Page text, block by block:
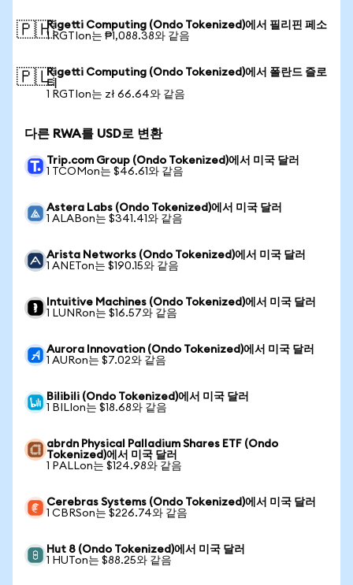
🇵🇭Rigetti Computing (Ondo Tokenized)에서 필리핀 페소
1 RGTIon는 ₱1,088.38와 같음
🇵🇱Rigetti Computing (Ondo Tokenized)에서 폴란드 즐로
티
1 RGTIon는 zł 66.64와 같음
다른 RWA를 USD로 변환
Trip.com Group (Ondo Tokenized)에서 미국 달러
1 TCOMon는 $46.61와 같음
Astera Labs (Ondo Tokenized)에서 미국 달러
1 ALABon는 $341.41와 같음
Arista Networks (Ondo Tokenized)에서 미국 달러
1 ANETon는 $190.15와 같음
Intuitive Machines (Ondo Tokenized)에서 미국 달러
1 LUNRon는 $16.57와 같음
Aurora Innovation (Ondo Tokenized)에서 미국 달러
1 AURon는 $7.02와 같음
Bilibili (Ondo Tokenized)에서 미국 달러
1 BILIon는 $18.68와 같음
abrdn Physical Palladium Shares ETF (Ondo
Tokenized)에서 미국 달러
1 PALLon는 $124.98와 같음
Cerebras Systems (Ondo Tokenized)에서 미국 달러
1 CBRSon는 $226.74와 같음
Hut 8 (Ondo Tokenized)에서 미국 달러
1 HUTon는 $88.25와 같음